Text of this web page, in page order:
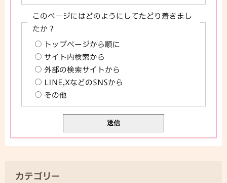
このページにはどのようにしてたどり着きまし
たか？
トップページから順に
サイト内検索から
外部の検索サイトから
LINE,XなどのSNSから
その他
カテゴリー